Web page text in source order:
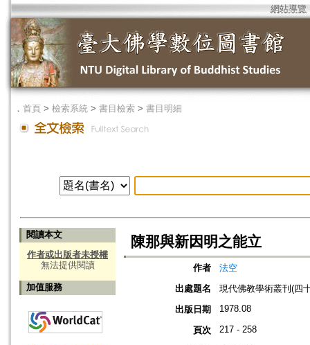
網站導覽
． 首頁 > 檢索系統 > 書目檢索 > 書目明細
閱讀本文
作者或出版者未授權
無法提供閱讀
加值服務
陳那與新因明之能立
作者
法空
出處題名
現代佛教學術叢刊(四
出版日期
1978.08
頁次 217 - 258